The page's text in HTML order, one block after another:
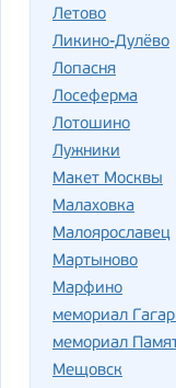
Летово
Ликино-Дулёво
Лопасня
Лосеферма
Лотошино
Лужники
Макет Москвы
Малаховка
Малоярославец
Мартыново
Марфино
мемориал
мемориал
Мещовск